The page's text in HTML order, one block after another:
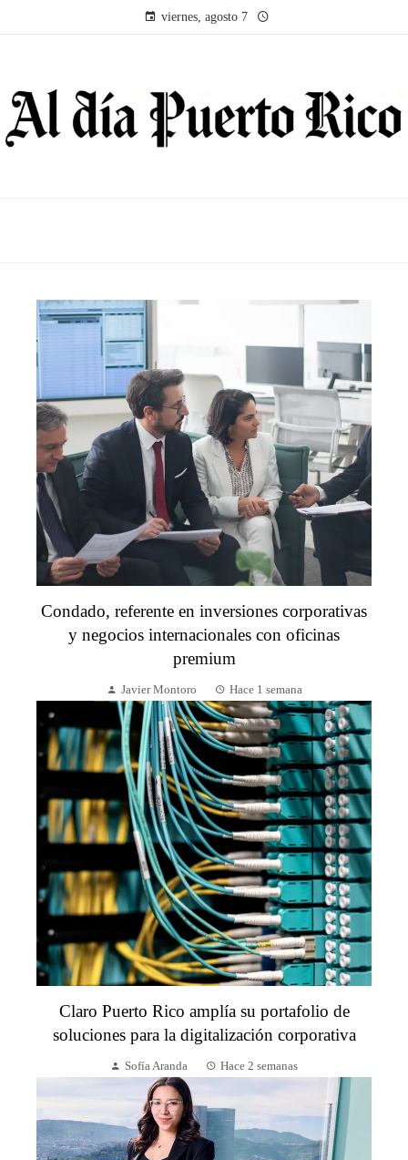
viernes, agosto 7
Condado, referente en inversiones corporativas
y negocios internacionales con oficinas
premium
Javier Montoro Hace 1 semana
Claro Puerto Rico amplía su portafolio de
soluciones para la digitalización corporativa
Sofía Aranda Hace 2 semanas